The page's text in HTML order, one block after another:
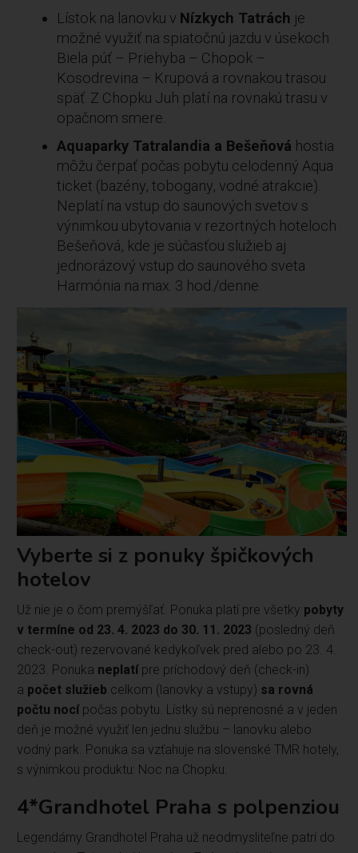
Lístok na lanovku v Nízkych Tatrách je
možné využiť na spiatočnú jazdu v úsekoch
Biela púť – Priehyba – Chopok –
Kosodrevina – Krupová a rovnakou trasou
späť. Z Chopku Juh platí na rovnakú trasu v
opačnom smere.
Aquaparky Tatralandia a Bešeňová hostia
môžu čerpať počas pobytu celodenný Aqua
ticket (bazény, tobogany, vodné atrakcie).
Neplatí na vstup do saunových svetov s
výnimkou ubytovania v rezortných hoteloch
Bešeňová, kde je súčasťou služieb aj
jednorázový vstup do saunového sveta
Harmónia na max. 3 hod./denne.
Vyberte si z ponuky špičkových
hotelov
Už nie je o čom premýšľať. Ponuka platí pre všetky pobyty
v termíne od 23. 4. 2023 do 30. 11. 2023 (posledný deň
check-out) rezervované kedykoľvek pred alebo po 23. 4.
2023. Ponuka neplatípre príchodový deň (check-in)
a počet služieb celkom (lanovky a vstupy) sa rovná
počtu nocípočas pobytu. Lístky sú neprenosné a v jeden
deň je možné využiť len jednu službu – lanovku alebo
vodný park. Ponuka sa vzťahuje na slovenské TMR hotely,
s výnimkou produktu: Noc na Chopku.
4*Grandhotel Praha s polpenziou
Legendárny Grandhotel Praha už neodmysliteľne patrí do